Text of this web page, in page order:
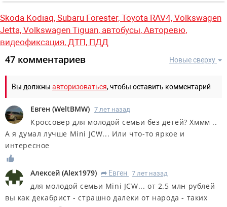
Skoda Kodiaq, Subaru Forester, Toyota RAV4, Volkswagen
Jetta, Volkswagen Tiguan, автобусы, Авторевю,
видеофиксация, ДТП, ПДД
Новые сверху
47 комментариев
Вы должны авторизоваться, чтобы оставить комментарий
Евген (WeltBMW) 7 лет назад
Кроссовер для молодой семьи без детей? Хммм ..
А я думал лучше Mini JCW... Или что-то яркое и
интересное
Алексей (Alex1979) R Евген 7 лет назад
для молодой семьи Mini JCW... от 2.5 млн рублей
вы как декабрист - страшно далеки от народа - таких